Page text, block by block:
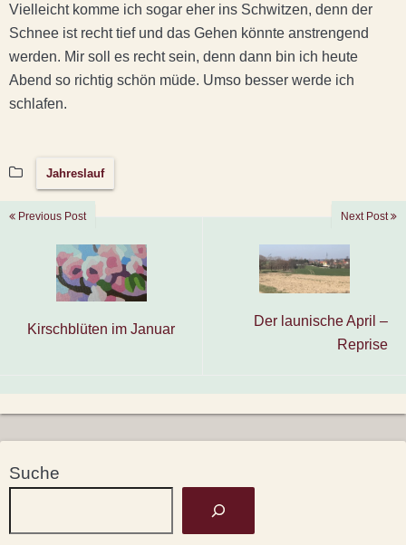
Vielleicht komme ich sogar eher ins Schwitzen, denn der
Schnee ist recht tief und das Gehen könnte anstrengend
werden. Mir soll es recht sein, denn dann bin ich heute
Abend so richtig schön müde. Umso besser werde ich
schlafen.
Jahreslauf
Previous Post
Kirschblüten im Januar
Next Post
Der launische April –
Reprise
Suche